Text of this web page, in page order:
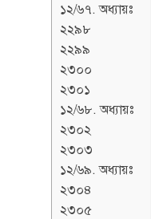
১২/৬৭. অধ্যায়ঃ
২২৯৮
২২৯৯
২৩০০
২৩০১
১২/৬৮. অধ্যায়ঃ
২৩০২
২৩০৩
১২/৬৯. অধ্যায়ঃ
২৩০৪
২৩০৫